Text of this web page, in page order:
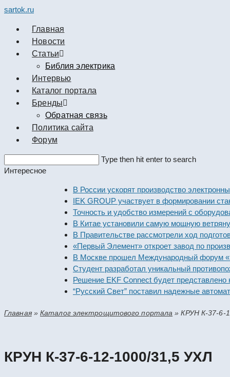
sartok.ru
Главная
Новости
Cтатьи
Библия электрика
Интервью
Каталог портала
Бренды
Обратная связь
Политика сайта
Форум
this
Type then hit enter to search
Интересное
В России ускорят производство электронных
IEK GROUP участвует в формировании
Точность и удобство измерений с
В Китае установили самую мощную ветряную
В Правительстве рассмотрели ход подготовки
«Первый Элемент» откроет завод по
В Москве прошел Международный форум
Студент разработал уникальный
Решение EKF Connect будет представлено на
“Русский Свет” поставил надежные
Главная»Каталог электрощитового портала »КРУН К-37-6-
КРУН К-37-6-12-1000/31,5 УХЛ